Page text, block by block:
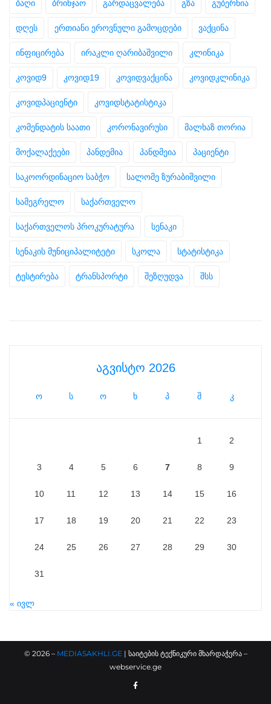
ბაღი ბრინჯაო გარდაცვალება გზა გუბერნია
დღეს ერთიანი ეროვნული გამოცდები ვაქცინა
ინფიცირება ირაკლი ღარიბაშვილი კლინიკა
კოვიდ9 კოვიდ19 კოვიდვაქცინა კოვიდკლინიკა
კოვიდპაციენტი კოვიდსტატისტიკა
კომენდატის საათი კორონავირუსი მალხაზ თორია
მოქალაქეები პანდემია პანდმეია პაციენტი
საკოორდინაციო საბჭო სალომე ზურაბიშვილი
სამეგრელო საქართველო
საქართველოს პროკურატურა სენაკი
სენაკის მუნიციპალიტეტი სკოლა სტატისტიკა
ტესტირება ტრანსპორტი შეზღუდვა შსს
აგვისტო 2026
ო ს ო ხ პ შ კ
1 2
3 4 5 6 7 8 9
10 11 12 13 14 15 16
17 18 19 20 21 22 23
24 25 26 27 28 29 30
31
« ივლ
© 2026– MEDIASAKHLI.GE| საიტების ტექნიკური მხარდაჭერა –
webservice.ge